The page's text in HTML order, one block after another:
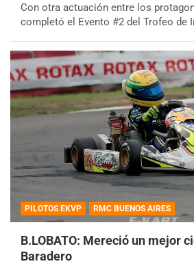
Con otra actuación entre los
completó el Evento #2 del Trofeo de
PILOTOS EKVP RMC BUENOS AIRES
B.LOBATO: Mereció un mejor
Baradero